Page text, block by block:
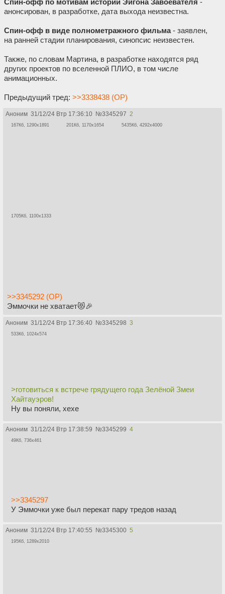
анонсирован, в разработке, дата выхода неизвестна.
Спин-офф в виде полнометражного фильма- заявлен,
на ранней стадии планирования, синопсис неизвестен.
Также, по словам Мартина, в разработке находятся ряд
других проектов по вселенной ПЛИО, в том числе
анимационных.
Предыдущий тред: >>3338438 (OP)
Аноним 31/12/24 Втр 17:36:10 №3345297 2
167Кб, 1290x1891 201Кб, 1170x1654 5435Кб, 4292x4000
1705Кб, 1100x1333
>>3345292 (OP)
Эммочки не хватает😻🎉
Аноним 31/12/24 Втр 17:36:40 №3345298 3
533Кб, 1024x574
>готовиться к встрече грядущего года Зелёной Змеи
Хайтауэров!
Ну вы поняли, хехе
Аноним 31/12/24 Втр 17:38:59 №3345299 4
49Кб, 736x461
>>3345297
У Эммочки уже был перекат пару тредов назад
Аноним 31/12/24 Втр 17:40:55 №3345300 5
195Кб, 1289x2010